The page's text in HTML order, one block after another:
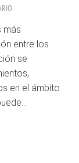
más
entre los
se
en el ámbito